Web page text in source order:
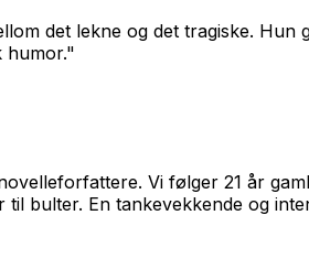
det lekne og det tragiske. Hun
humor."
Vi følger 21 år
bulter. En tankevekkende og